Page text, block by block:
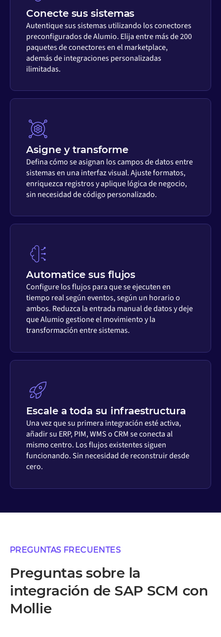
Conecte sus sistemas
Autentique sus sistemas utilizando los conectores
preconfigurados de Alumio. Elija entre más de 200
paquetes de conectores en el marketplace,
además de integraciones personalizadas
ilimitadas.
Asigne y transforme
Defina cómo se asignan los campos de datos entre
sistemas en una interfaz visual. Ajuste formatos,
enriquezca registros y aplique lógica de negocio,
sin necesidad de código personalizado.
Automatice sus flujos
Configure los flujos para que se ejecuten en
tiempo real según eventos, según un horario o
ambos. Reduzca la entrada manual de datos y deje
que Alumio gestione el movimiento y la
transformación entre sistemas.
Escale a toda su infraestructura
Una vez que su primera integración esté activa,
añadir su ERP, PIM, WMS o CRM se conecta al
mismo centro. Los flujos existentes siguen
funcionando. Sin necesidad de reconstruir desde
cero.
PREGUNTAS FRECUENTES
Preguntas sobre la
integración de SAP SCM con
Mollie